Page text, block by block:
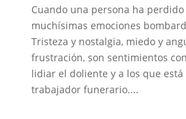
Cuando una persona ha
muchísimas emociones
Tristeza y nostalgia, miedo y
frustración, son sentimientos
lidiar el doliente y a los que está
trabajador funerario....